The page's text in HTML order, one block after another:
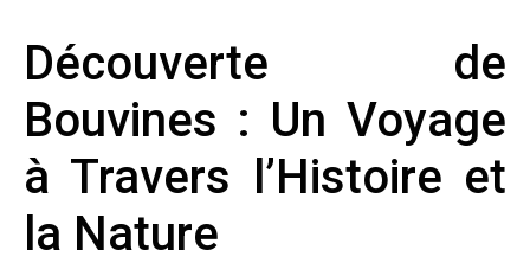
Découverte de
Bouvines : Un Voyage
à Travers l’Histoire et
la Nature